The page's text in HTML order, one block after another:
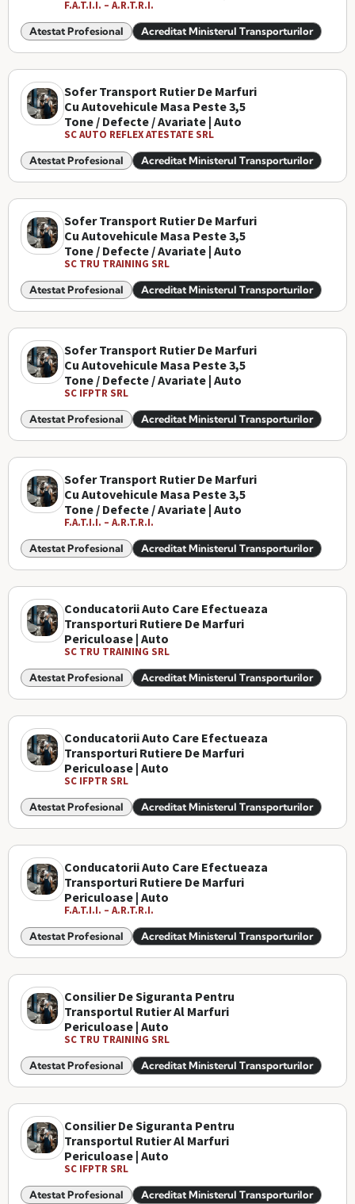
F.A.T.I.I. – A.R.T.R.I.
Atestat Profesional Acreditat Ministerul Transporturilor
Sofer Transport Rutier De Marfuri
Cu Autovehicule Masa Peste 3,5
Tone / Defecte / Avariate | Auto
SC AUTO REFLEX ATESTATE SRL
Atestat Profesional Acreditat Ministerul Transporturilor
Sofer Transport Rutier De Marfuri
Cu Autovehicule Masa Peste 3,5
Tone / Defecte / Avariate | Auto
SC TRU TRAINING SRL
Atestat Profesional Acreditat Ministerul Transporturilor
Sofer Transport Rutier De Marfuri
Cu Autovehicule Masa Peste 3,5
Tone / Defecte / Avariate | Auto
SC IFPTR SRL
Atestat Profesional Acreditat Ministerul Transporturilor
Sofer Transport Rutier De Marfuri
Cu Autovehicule Masa Peste 3,5
Tone / Defecte / Avariate | Auto
F.A.T.I.I. – A.R.T.R.I.
Atestat Profesional Acreditat Ministerul Transporturilor
Conducatorii Auto Care Efectueaza
Transporturi Rutiere De Marfuri
Periculoase | Auto
SC TRU TRAINING SRL
Atestat Profesional Acreditat Ministerul Transporturilor
Conducatorii Auto Care Efectueaza
Transporturi Rutiere De Marfuri
Periculoase | Auto
SC IFPTR SRL
Atestat Profesional Acreditat Ministerul Transporturilor
Conducatorii Auto Care Efectueaza
Transporturi Rutiere De Marfuri
Periculoase | Auto
F.A.T.I.I. – A.R.T.R.I.
Atestat Profesional Acreditat Ministerul Transporturilor
Consilier De Siguranta Pentru
Transportul Rutier Al Marfuri
Periculoase | Auto
SC TRU TRAINING SRL
Atestat Profesional Acreditat Ministerul Transporturilor
Consilier De Siguranta Pentru
Transportul Rutier Al Marfuri
Periculoase | Auto
SC IFPTR SRL
Atestat Profesional Acreditat Ministerul Transporturilor